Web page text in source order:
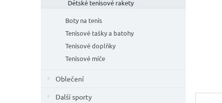
Dětské tenisové rakety
Boty na tenis
Tenisové tašky a batohy
Tenisové doplňky
Tenisové míče
Oblečení
Další sporty